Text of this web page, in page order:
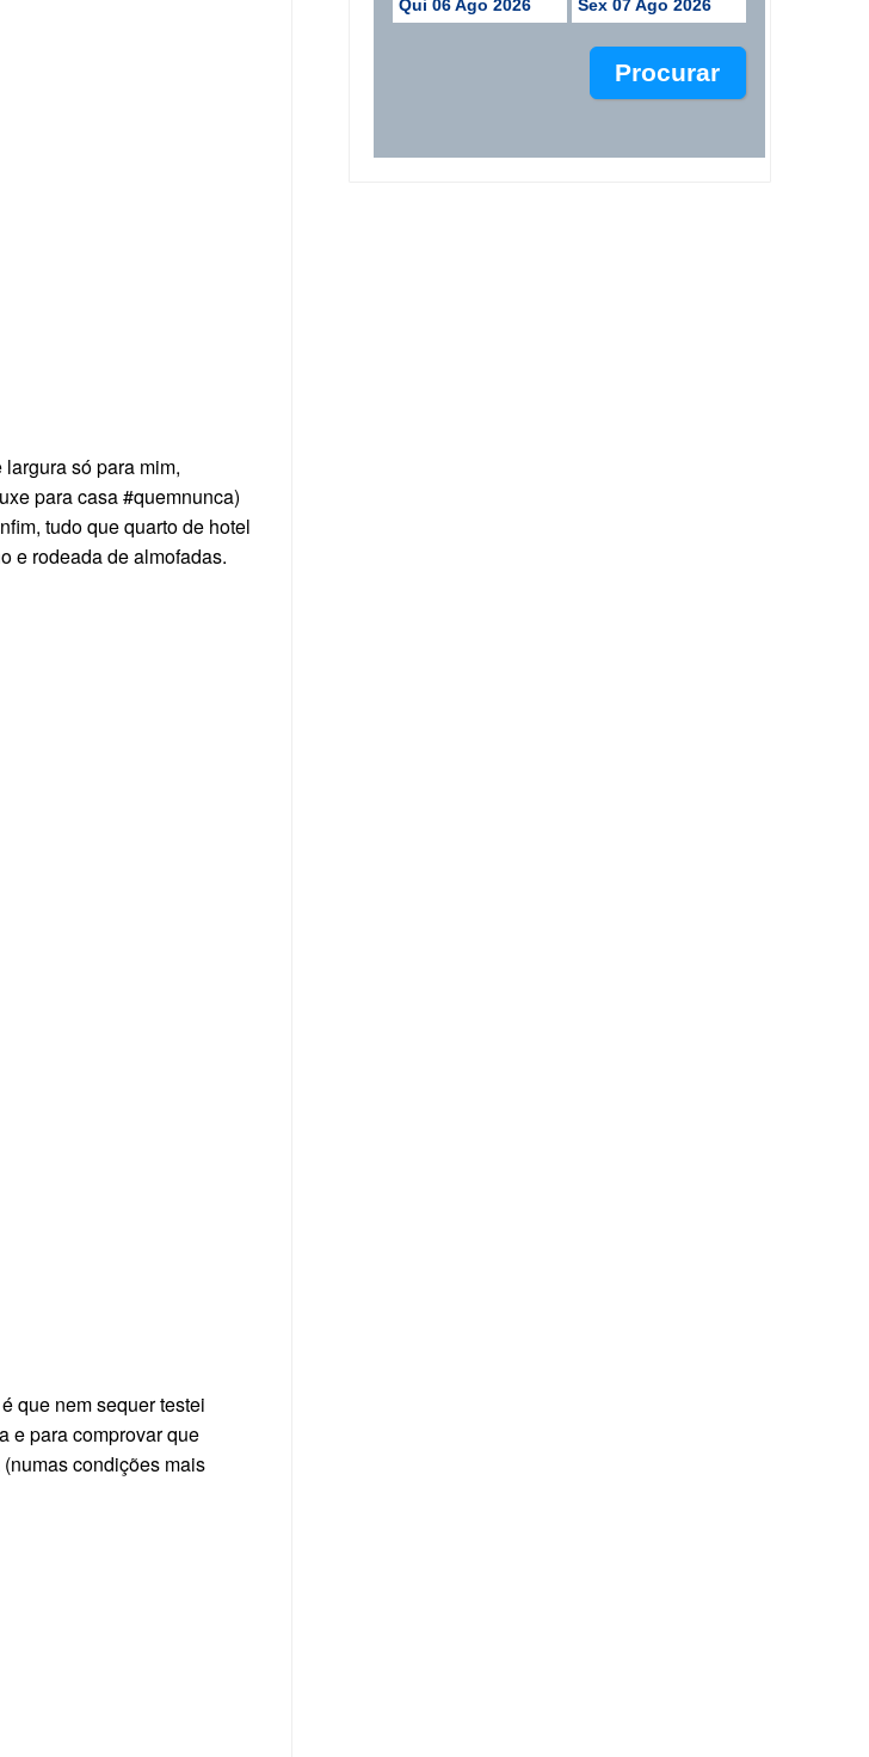
só para mim,
para casa #quemnunca)
tudo que quarto de hotel
e rodeada de almofadas.
que nem sequer testei
e para comprovar que
condições mais
Qui 06 Ago 2026 Sex 07 Ago 2026